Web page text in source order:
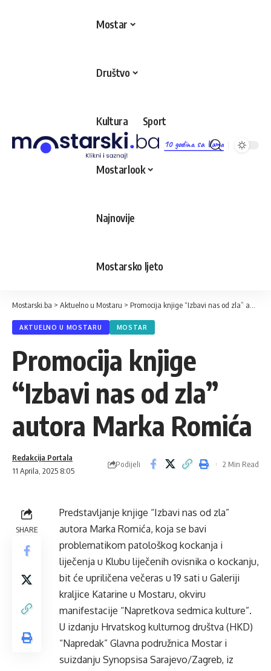
10 godina sa Vama
Mostar
Društvo
Kultura Sport
Mostarlook
Najnovije
Mostarsko ljeto
Mostarski.ba > Aktuelno u Mostaru > Promocija knjige “Izbavi nas od zla” autora Marka Romića
AKTUELNO U MOSTARU MOSTAR
Promocija knjige
“Izbavi nas od zla”
autora Marka Romića
11 Aprila, 2025 8:05
Redakcija Portala
Podijeli 2 Min Read
SHARE
Predstavljanje knjige “Izbavi nas od zla”
autora Marka Romića, koja se bavi
problematikom patološkog kockanja i
liječenja u Klubu liječenih ovisnika o kockanju,
bit će upriličena večeras u 19 sati u Galeriji
kraljice Katarine u Mostaru, okviru
manifestacije “Napretkova sedmica kulture”.
U izdanju Hrvatskog kulturnog društva (HKD)
“Napredak” Glavna podružnica Mostar i
suizdanju Synopsisa Sarajevo/Zagreb, iz